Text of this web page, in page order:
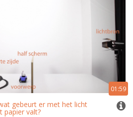
01:59
gebeurt er met het licht
papier valt?